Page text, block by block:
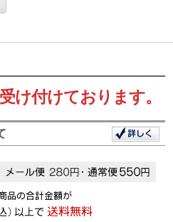
け付けております。